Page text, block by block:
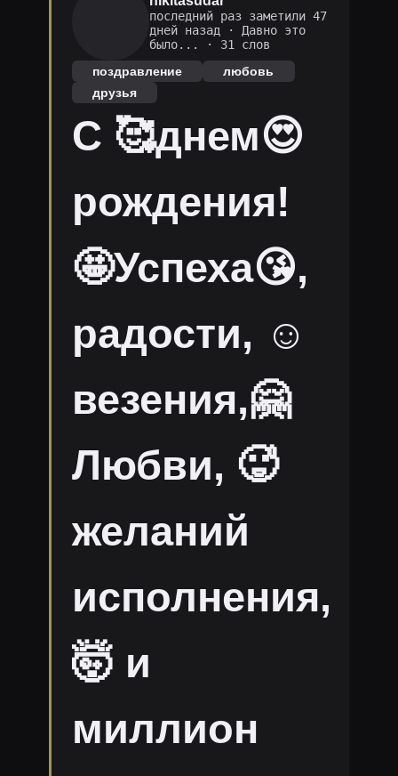
последний раз заметили 47
дней назад ·
Давно это
было...
· 31 слов
поздравление
любовь
друзья
С 🥰днем😍
рождения!
🤩Успеха😘,
радости, ☺
везения,🤗
Любви, 🥵
желаний
исполнения,
🤯 и
миллион